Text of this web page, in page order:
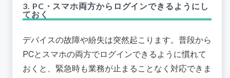
3. PC・スマホ両方からログインできるようにし
ておく
デバイスの故障や紛失は突然起こります。普段から
PCとスマホの両方でログインできるように慣れて
おくと、緊急時も業務が止まることなく対応できま